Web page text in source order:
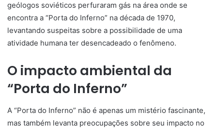
geólogos soviéticos perfuraram gás na área onde se
encontra a “Porta do Inferno” na década de 1970,
levantando suspeitas sobre a possibilidade de uma
atividade humana ter desencadeado o fenômeno.
O impacto ambiental da
“Porta do Inferno”
A “Porta do Inferno” não é apenas um mistério fascinante,
mas também levanta preocupações sobre seu impacto no